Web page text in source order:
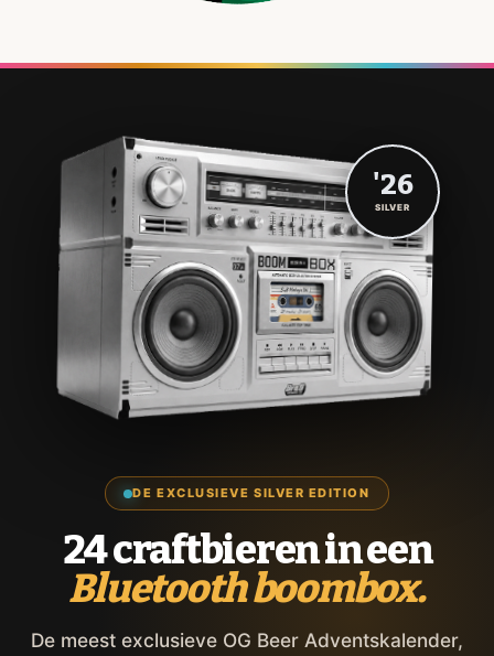
DE EXCLUSIEVE SILVER EDITION
24 craftbieren in een
Bluetooth boombox.
De meest exclusieve OG Beer Adventskalender,
'26
SILVER